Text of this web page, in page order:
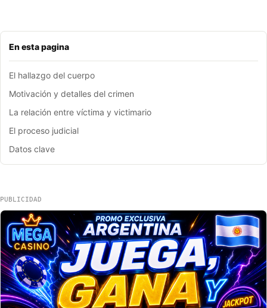
En esta pagina
El hallazgo del cuerpo
Motivación y detalles del crimen
La relación entre víctima y victimario
El proceso judicial
Datos clave
PUBLICIDAD